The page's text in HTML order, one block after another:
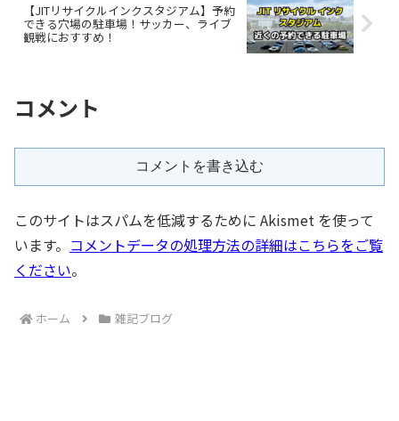
【JITリサイクルインクスタジアム】予約
できる穴場の駐車場！サッカー、ライブ
観戦におすすめ！
コメント
コメントを書き込む
このサイトはスパムを低減するために Akismet を使って
います。 コメントデータの処理方法の詳細はこちらをご覧
ください。
ホーム 雑記ブログ